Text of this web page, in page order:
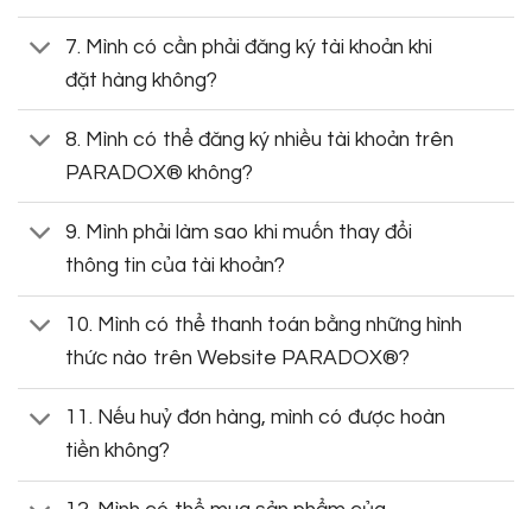
7. Mình có cần phải đăng ký tài khoản khi
đặt hàng không?
8. Mình có thể đăng ký nhiều tài khoản trên
PARADOX® không?
9. Mình phải làm sao khi muốn thay đổi
thông tin của tài khoản?
10. Mình có thể thanh toán bằng những hình
thức nào trên Website PARADOX®?
11. Nếu huỷ đơn hàng, mình có được hoàn
tiền không?